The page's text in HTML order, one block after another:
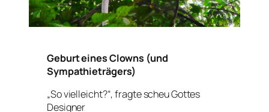
Geburt eines Clowns (und
Sympathieträgers)
„So vielleicht?“, fragte scheu Gottes
Designer